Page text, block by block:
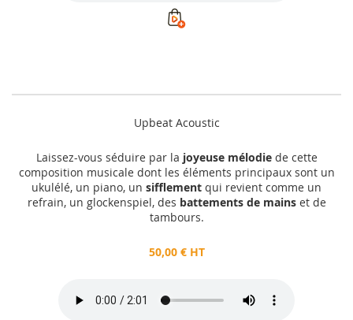
Upbeat Acoustic
Laissez-vous séduire par la joyeuse mélodiede cette
composition musicale dont les éléments principaux sont un
ukulélé, un piano, un sifflement qui revient comme un
refrain, un glockenspiel, des battements de mainset de
tambours.
50,00 € HT